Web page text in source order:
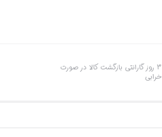
3 روز گارانتی بازگشت کالا در صورت
خرابی